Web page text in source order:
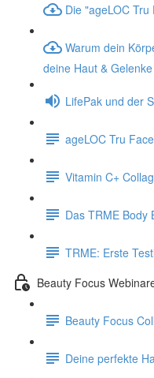
Die "ageLOC
Warum dein
deine Haut &
LifePak und der
ageLOC Tru
Vitamin C+
Das TRME Body
TRME: Erste
Beauty Focus
Beauty Focus
Deine perfekte